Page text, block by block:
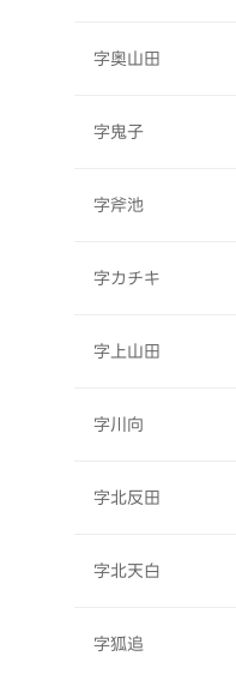
字奥山田
字鬼子
字斧池
字カチキ
字上山田
字川向
字北反田
字北天白
字狐追